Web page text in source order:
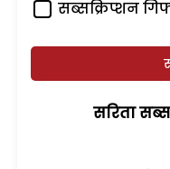
सब्सक्रिप्शन
सरिता